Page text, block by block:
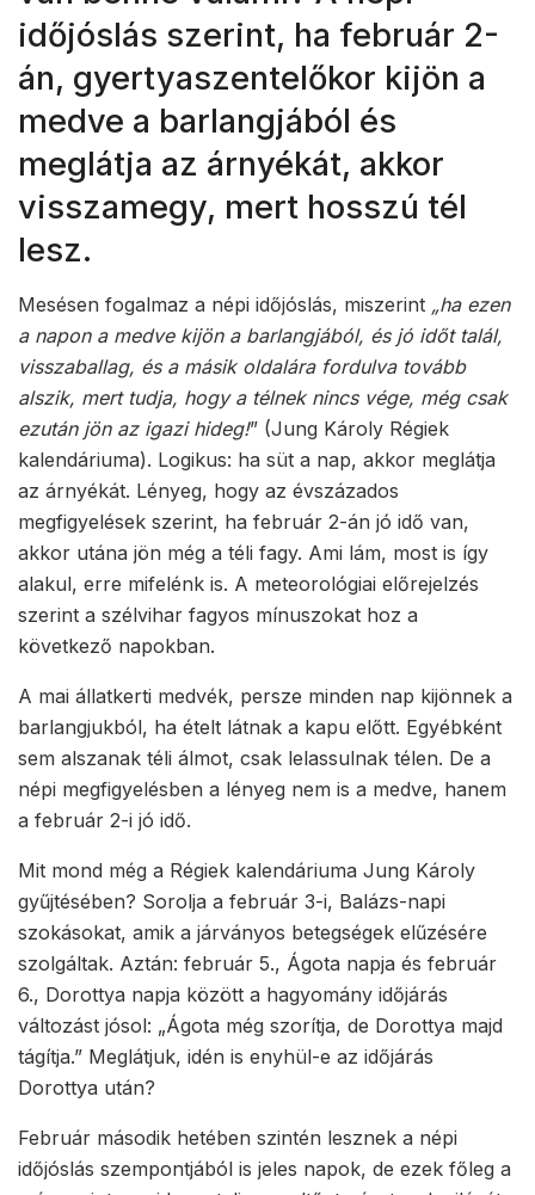
időjóslás szerint, ha február 2-
án, gyertyaszentelőkor kijön a
medve a barlangjából és
meglátja az árnyékát, akkor
visszamegy, mert hosszú tél
lesz.
Mesésen fogalmaz a népi időjóslás, miszerint „ha ezen
a napon a medve kijön a barlangjából, és jó időt talál,
visszaballag, és a másik oldalára fordulva tovább
alszik, mert tudja, hogy a télnek nincs vége, még csak
ezután jön az igazi hideg!” (Jung Károly Régiek
kalendáriuma). Logikus: ha süt a nap, akkor meglátja
az árnyékát. Lényeg, hogy az évszázados
megfigyelések szerint, ha február 2-án jó idő van,
akkor utána jön még a téli fagy. Ami lám, most is így
alakul, erre mifelénk is. A meteorológiai előrejelzés
szerint a szélvihar fagyos mínuszokat hoz a
következő napokban.
A mai állatkerti medvék, persze minden nap kijönnek a
barlangjukból, ha ételt látnak a kapu előtt. Egyébként
sem alszanak téli álmot, csak lelassulnak télen. De a
népi megfigyelésben a lényeg nem is a medve, hanem
a február 2-i jó idő.
Mit mond még a Régiek kalendáriuma Jung Károly
gyűjtésében? Sorolja a február 3-i, Balázs-napi
szokásokat, amik a járványos betegségek elűzésére
szolgáltak. Aztán: február 5., Ágota napja és február
6., Dorottya napja között a hagyomány időjárás
változást jósol: „Ágota még szorítja, de Dorottya majd
tágítja.” Meglátjuk, idén is enyhül-e az időjárás
Dorottya után?
Február második hetében szintén lesznek a népi
időjóslás szempontjából is jeles napok, de ezek főleg a